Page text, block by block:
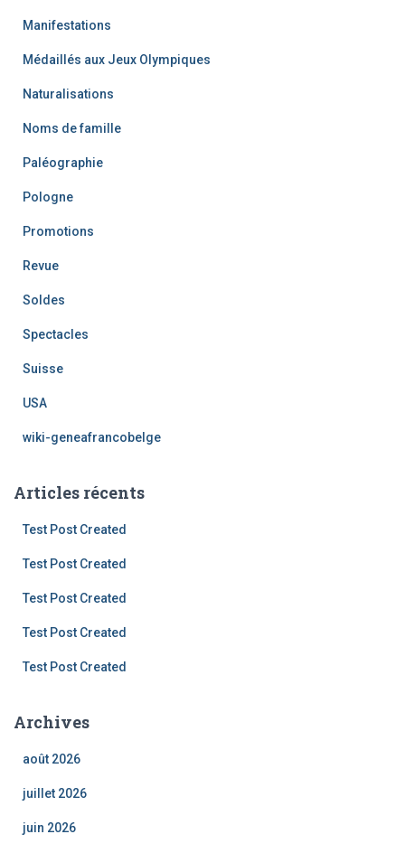
Manifestations
Médaillés aux Jeux Olympiques
Naturalisations
Noms de famille
Paléographie
Pologne
Promotions
Revue
Soldes
Spectacles
Suisse
USA
wiki-geneafrancobelge
Articles récents
Test Post Created
Test Post Created
Test Post Created
Test Post Created
Test Post Created
Archives
août 2026
juillet 2026
juin 2026